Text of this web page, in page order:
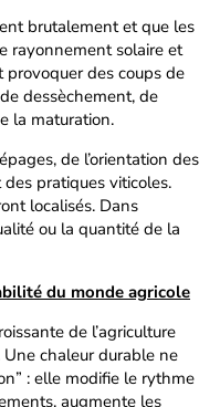
brutalement et que les
rayonnement solaire et
des coups de
dessèchement, de
la maturation.
de l’orientation des
pratiques viticoles.
localisés. Dans
ou la quantité de la
du monde agricole
de l’agriculture
chaleur durable ne
: elle modifie le rythme
augmente les